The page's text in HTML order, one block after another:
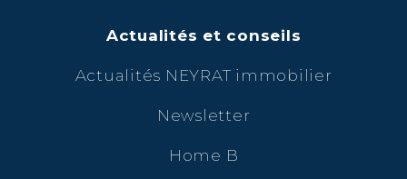
Actualités et conseils
Actualités NEYRAT immobilier
Newsletter
Home B